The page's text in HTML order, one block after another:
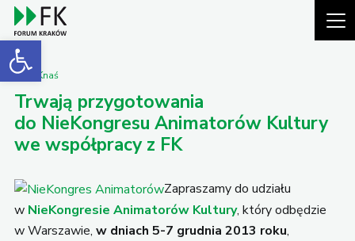
Open toolbar
Piotr Knaś
Trwają przygotowania
do NieKongresu Animatorów Kultury
we współpracy z FK
Zapraszamy do udziału
w NieKongresie Animatorów Kultury, który odbędzie
w Warszawie, w dniach 5-7 grudnia 2013 roku,